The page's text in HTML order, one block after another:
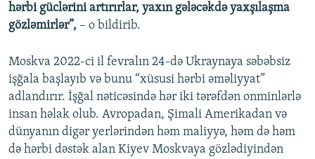
hərbi güclərini artırırlar, yaxın gələcəkdə yaxşılaşma
gözləmirlər”, – o bildirib.
Moskva 2022-ci il fevralın 24-də Ukraynaya səbəbsiz
işğala başlayıb və bunu “xüsusi hərbi əməliyyat”
adlandırır. İşğal nəticəsində hər iki tərəfdən onminlərlə
insan həlak olub. Avropadan, Şimali Amerikadan və
dünyanın digər yerlərindən həm maliyyə, həm də həm
də hərbi dəstək alan Kiyev Moskvaya gözlədiyindən